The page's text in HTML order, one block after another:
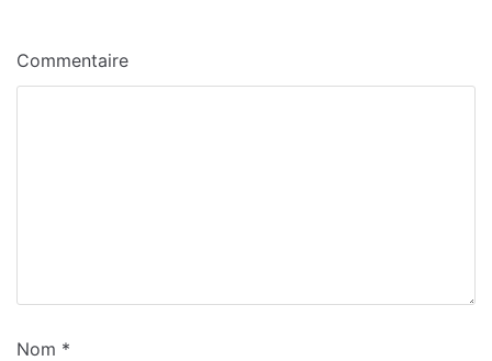
Commentaire
Nom *